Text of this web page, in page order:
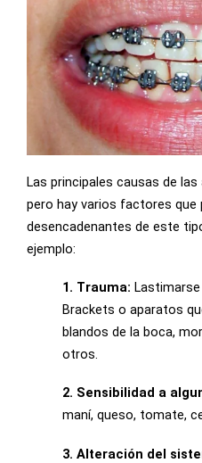
Las principales causas de
pero hay varios factores que
desencadenantes de este
ejemplo:
1. Trauma:
Brackets o aparatos
blandos de la boca,
otros.
2. Sensibilidad a
maní, queso, tomate,
3. Alteración del